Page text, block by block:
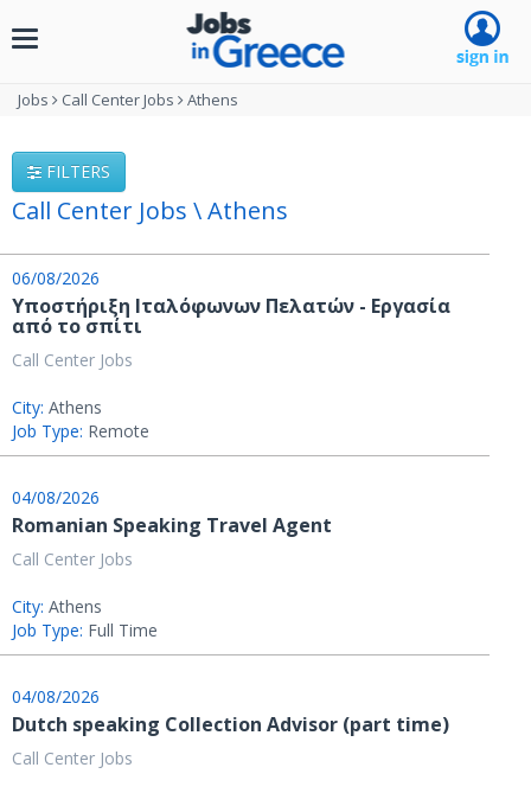
Toggle
Jobs Call Center Jobs Athens
FILTERS
Call Center Jobs \ Athens
06/08/2026
Υποστήριξη Ιταλόφωνων Πελατών - Εργασία
από το σπίτι
Call Center Jobs
City: Athens
Job Type: Remote
04/08/2026
Romanian Speaking Travel Agent
Call Center Jobs
City: Athens
Job Type: Full Time
04/08/2026
Dutch speaking Collection Advisor (part time)
Call Center Jobs